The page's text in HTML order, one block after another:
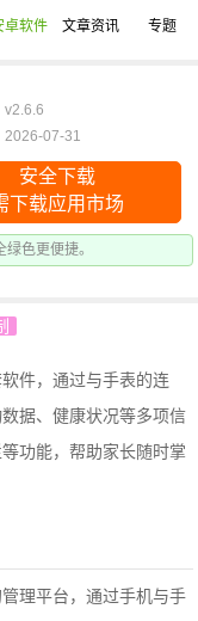
卓软件 文章资讯 专题
安全下载
下载应用市场
色更便捷。
v2.6.6
2026-07-31
件，通过与手表的连
据、健康状况等多项信
功能，帮助家长随时掌
理平台，通过手机与手